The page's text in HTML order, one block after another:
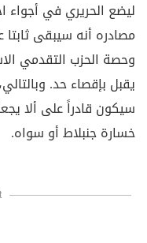
ليضع الحريري في أجواء
مصادره أنه سيبقى
وحصة الحزب التقدمي
يقبل بإقصاء حد.
سيكون قادراً على ألا
خسارة جنبلاط أو سواه.